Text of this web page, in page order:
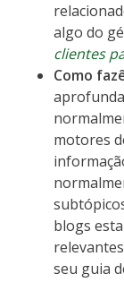
algo do
clientes
Como
motores
blogs
seu guia